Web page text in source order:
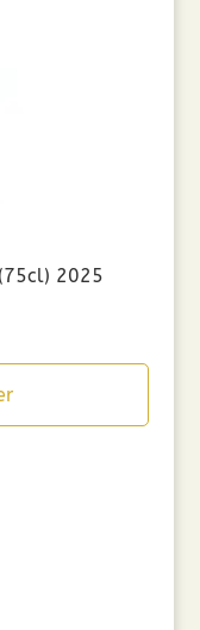
2025